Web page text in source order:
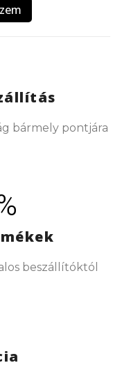
bármely pontjára
beszállítóktól